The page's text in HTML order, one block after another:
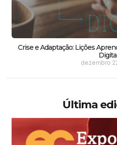
Crise e Adaptação: Lições
Digital
dezembro
Última